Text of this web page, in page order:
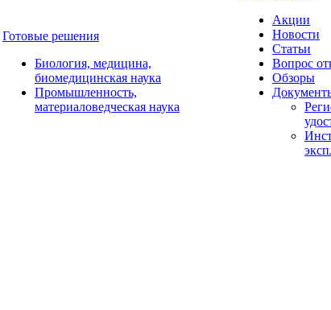
Готовые решения
Биология, медицина,
биомедицинская наука
Промышленность,
материаловедческая наука
Акции
Новости
Статьи
Вопрос
Обзоры